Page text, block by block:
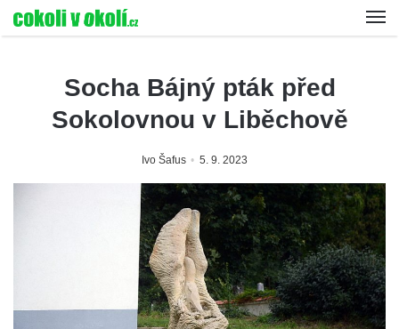
Socha Bájný pták před
Sokolovnou v Liběchově
Ivo Šafus 5. 9. 2023